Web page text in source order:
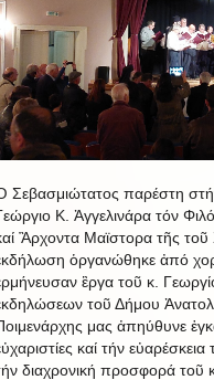
Σεβασμιώτατος παρέστη
Κ. Ἀγγελινάρα τόν
Ἂρχοντα Μαϊστορα τῆς
ὁργανώθηκε ἀπό
ἒργα τοῦ κ.
τοῦ Δήμου
μας ἀπηύθυνε
καί τήν
διαχρονική προσφορά τοῦ